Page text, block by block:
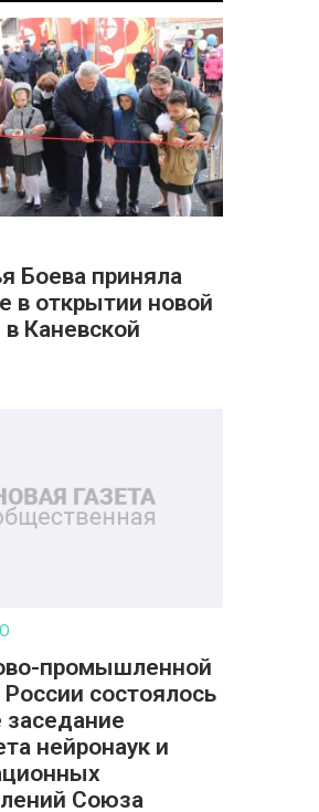
Боева приняла
в открытии новой
Каневской
промышленной
России состоялось
заседание
нейронаук и
Союза